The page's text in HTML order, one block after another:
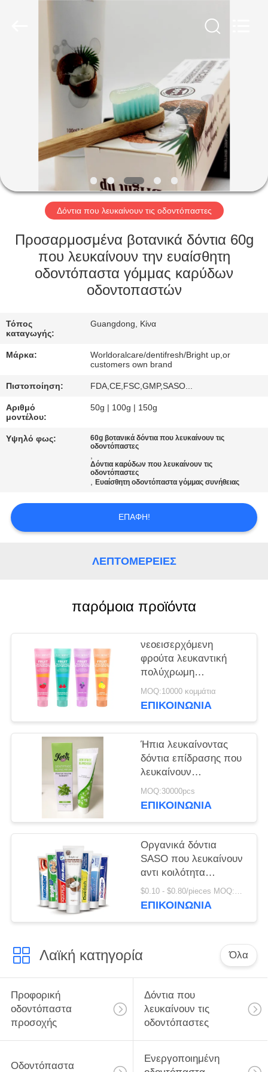
ΠΡΟΪΌΝΤΑ
ΒΊΝΤΕΟ
ΠΕΡΊΠΟΥ
ΕΜΕΊΣ
ΓΎΡΟΣ
ΕΡΓΟΣΤΑΣΊΩΝ
ΠΟΙΟΤΙΚΌΣ
ΜΑΣ
ΣΕ
ΕΠΑΦΉ
ΜΕ
ΑΠΌΣΠΑΣΜΑ
ΙΣΤΌΤΟΠΟΥ
ΠΟΛΙΤΙΚΉ
ΜΥΣΤΙΚΌΤΗΤΑΣ
Δόντια που λευκαίνουν τις οδοντόπαστες
Προσαρμοσμένα βοτανικά δόντια 60g
που λευκαίνουν την ευαίσθητη
οδοντόπαστα γόμμας καρύδων
οδοντοπαστών
Τόπος
καταγωγής:
Guangdong, Κίνα
Μάρκα:
Worldoralcare/dentifresh/Bright up,or
customers own brand
Πιστοποίηση: FDA,CE,FSC,GMP,SASO...
Αριθμό
μοντέλου:
50g | 100g | 150g
Υψηλό φως:
60g βοτανικά δόντια που λευκαίνουν τις
οδοντόπαστες
,
Δόντια καρύδων που λευκαίνουν τις
οδοντόπαστες
,Ευαίσθητη οδοντόπαστα γόμμας συνήθειας
ΕΠΑΦΉ!
ΛΕΠΤΟΜΈΡΕΙΕΣ
παρόμοια προϊόντα
νεοεισερχόμενη
φρούτα λευκαντική
πολύχρωμη
οδοντόκρεμα 100 ml
MOQ:10000 κομμάτια
ΕΠΙΚΟΙΝΩΝΊΑ
Ήπια λευκαίνοντας
δόντια επίδρασης που
λευκαίνουν
οδοντοπαστών τα
προφορικά προσοχής
οδοντικά
MOQ:30000pcs
ΕΠΙΚΟΙΝΩΝΊΑ
Οργανικά δόντια
SASO που λευκαίνουν
αντι κοιλότητα
κρυστάλλου
οδοντοπαστών τη
$0.10 - $0.80/pieces MOQ:500 κομμάτια
ΕΠΙΚΟΙΝΩΝΊΑ
Λαϊκή κατηγορία Όλα
Προφορική
οδοντόπαστα
προσοχής
Δόντια που
λευκαίνουν τις
οδοντόπαστες
Οδοντόπαστα
Ενεργοποιημένη